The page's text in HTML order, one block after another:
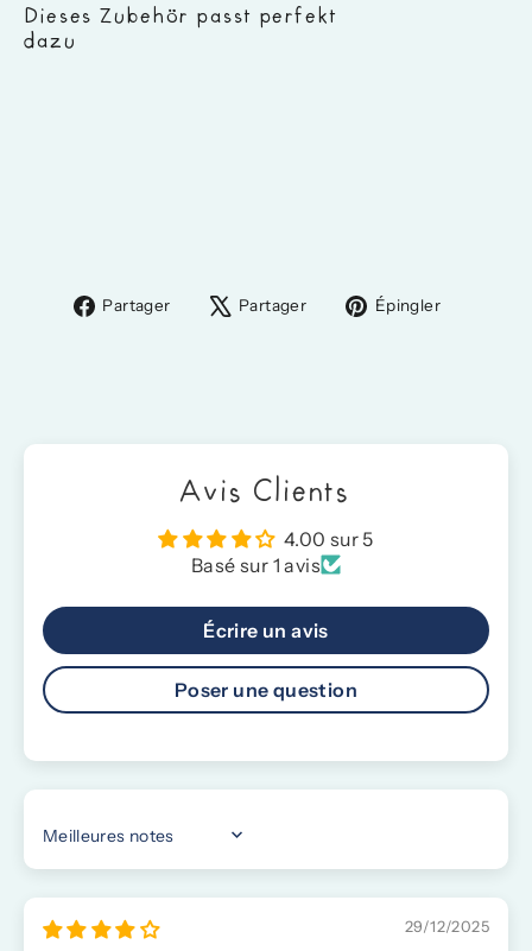
Dieses Zubehör passt perfekt
dazu
Partager
PartagerPartager
TweeterÉpingler
Avis Clients
4.00 sur 5
Basé sur 1 avis
Écrire un avis
Poser une question
SORT BY
29/12/2025